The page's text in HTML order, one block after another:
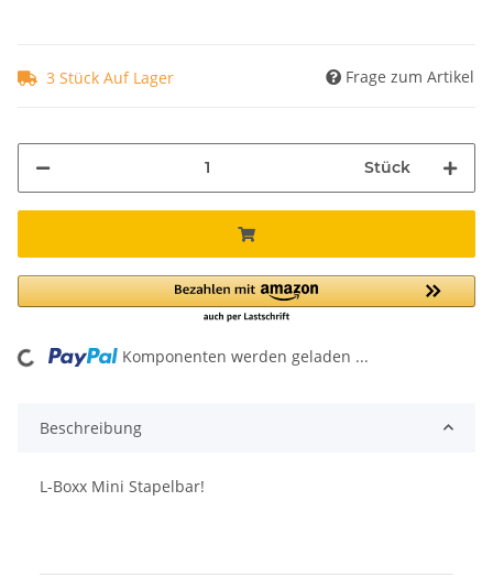
3 Stück Auf Lager Frage zum Artikel
Stück
Komponenten werden geladen ...
Beschreibung
L-Boxx Mini Stapelbar!